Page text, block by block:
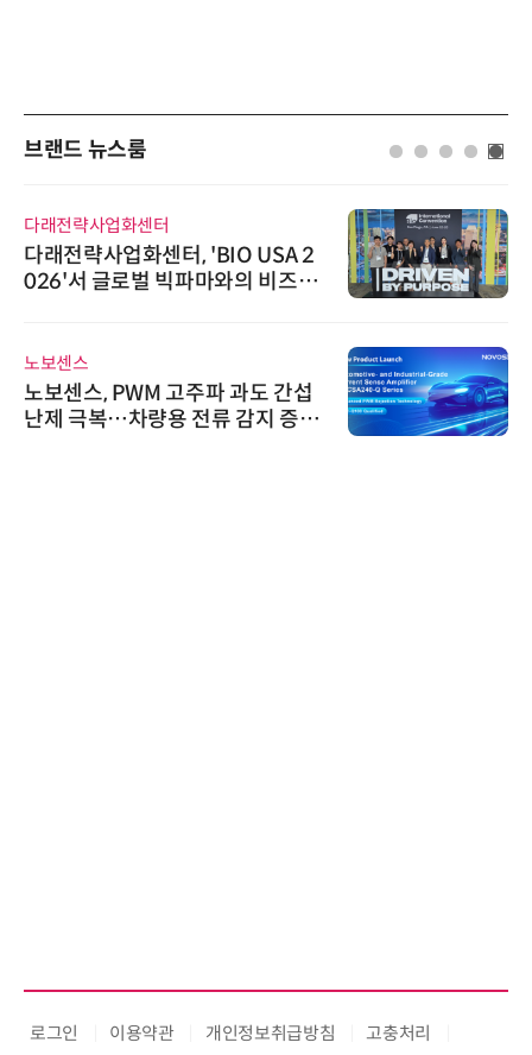
브랜드 뉴스룸
와이즈스톤
와이즈스톤, 마틸로에이아이의 '멀
티모달 생물자원 빅데이터'에 DQ
시큐어링크
시큐어링크, 중소기업기술정보진
흥원 AI 초격차 R&D 사업 최종 선
로그인 이용약관 개인정보취급방침 고충처리